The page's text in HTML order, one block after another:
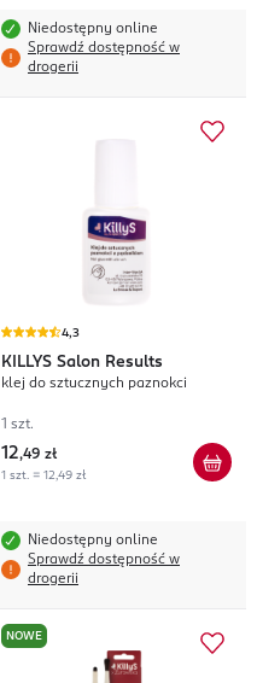
Niedostępny online
Sprawdź dostępność w
drogerii
4,3
KILLYS Salon Results
klej do sztucznych paznokci
1 szt.
12,49 zł
1 szt. = 12,49 zł
Niedostępny online
Sprawdź dostępność w
drogerii
NOWE